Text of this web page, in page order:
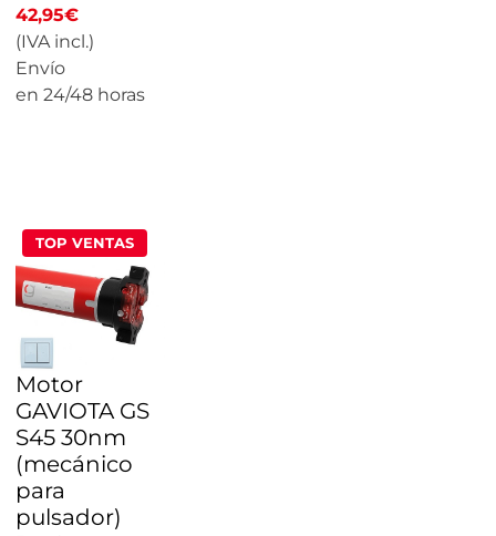
42,95€
(IVA incl.)
Envío
en 24/48 horas
TOP VENTAS
Motor
GAVIOTA GS
S45 30nm
(mecánico
para
pulsador)